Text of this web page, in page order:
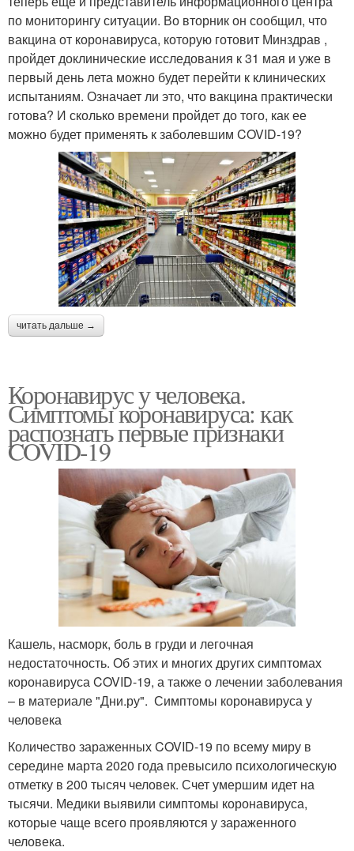
по мониторингу ситуации. Во вторник он сообщил, что
вакцина от коронавируса, которую готовит Минздрав ,
пройдет доклинические исследования к 31 мая и уже в
первый день лета можно будет перейти к клинических
испытаниям. Означает ли это, что вакцина практически
готова? И сколько времени пройдет до того, как ее
можно будет применять к заболевшим COVID-19?
читать дальше →
Коронавирус у человека.
Симптомы коронавируса: как
распознать первые признаки
COVID-19
Кашель, насморк, боль в груди и легочная
недостаточность. Об этих и многих других симптомах
коронавируса COVID-19, а также о лечении заболевания
– в материале "Дни.ру". Симптомы коронавируса у
человека
Количество зараженных COVID-19 по всему миру в
середине марта 2020 года превысило психологическую
отметку в 200 тысяч человек. Счет умершим идет на
тысячи. Медики выявили симптомы коронавируса,
которые чаще всего проявляются у зараженного
человека.